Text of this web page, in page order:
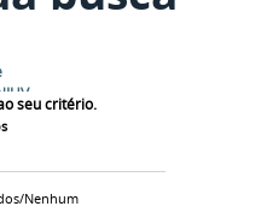
seu critério.
Nenhum